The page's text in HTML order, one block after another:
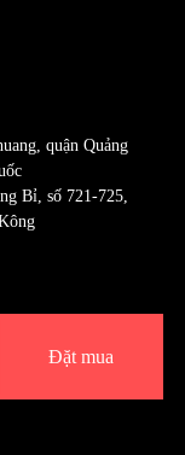
quận Quảng
Bỉ, số 721-725,
Đặt mua